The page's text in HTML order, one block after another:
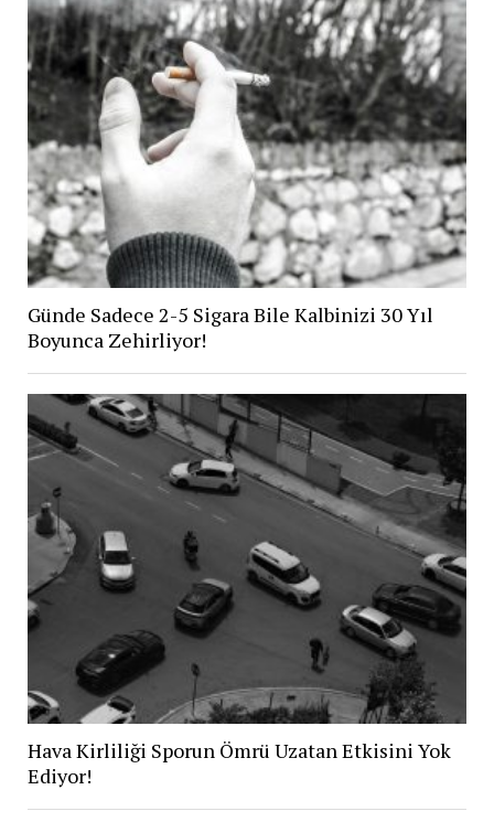
Günde Sadece 2-5 Sigara Bile Kalbinizi 30 Yıl
Boyunca Zehirliyor!
Hava Kirliliği Sporun Ömrü Uzatan Etkisini Yok
Ediyor!